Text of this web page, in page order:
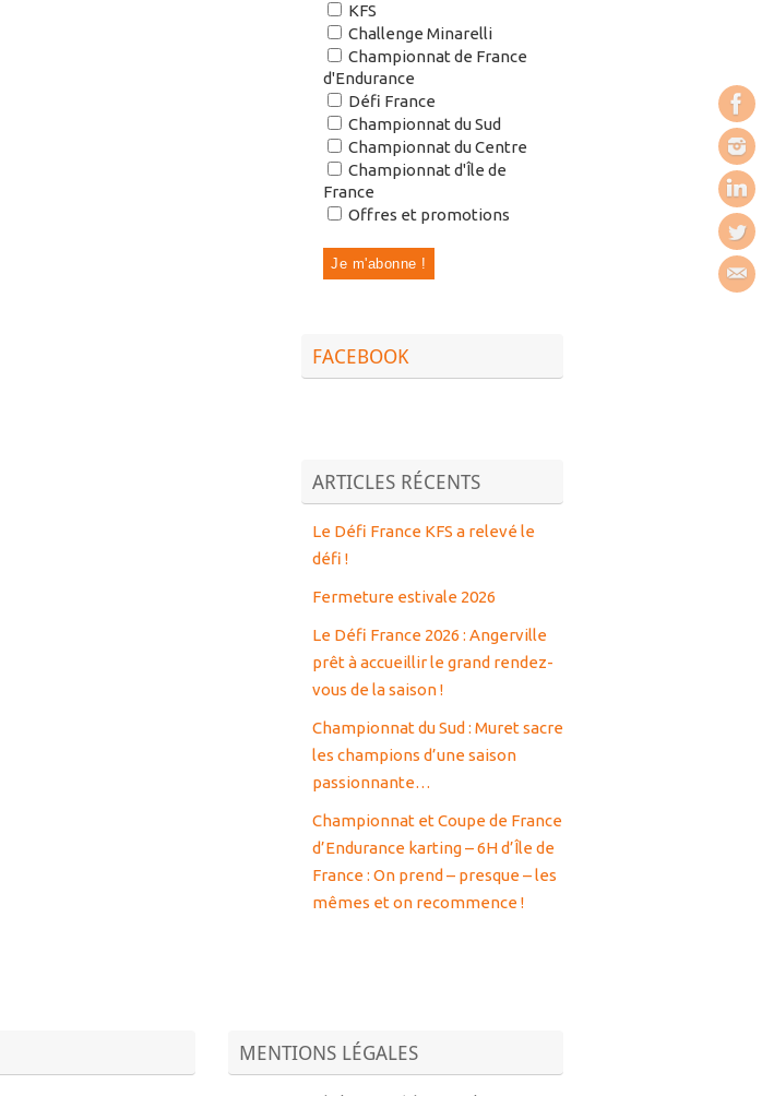
KFS
Challenge Minarelli
Championnat de France
d'Endurance
Défi France
Championnat du Sud
Championnat du Centre
Championnat d'Île de
France
Offres et promotions
FACEBOOK
ARTICLES RÉCENTS
Le Défi France KFS a relevé le
défi !
Fermeture estivale 2026
Le Défi France 2026 : Angerville
prêt à accueillir le grand rendez-
vous de la saison !
Championnat du Sud : Muret sacre
les champions d’une saison
passionnante…
Championnat et Coupe de France
d’Endurance karting – 6H d’Île de
France : On prend – presque – les
mêmes et on recommence !
MENTIONS LÉGALES